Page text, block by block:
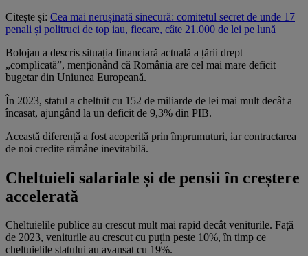
Citește și: Cea mai nerușinată sinecură: comitetul secret de unde 17
penali și politruci de top iau, fiecare, câte 21.000 de lei pe lună
Bolojan a descris situația financiară actuală a țării drept
„complicată”, menționând că România are cel mai mare deficit
bugetar din Uniunea Europeană.
În 2023, statul a cheltuit cu 152 de miliarde de lei mai mult decât a
încasat, ajungând la un deficit de 9,3% din PIB.
Această diferență a fost acoperită prin împrumuturi, iar contractarea
de noi credite rămâne inevitabilă.
Cheltuieli salariale și de pensii în creștere
accelerată
Cheltuielile publice au crescut mult mai rapid decât veniturile. Față
de 2023, veniturile au crescut cu puțin peste 10%, în timp ce
cheltuielile statului au avansat cu 19%.